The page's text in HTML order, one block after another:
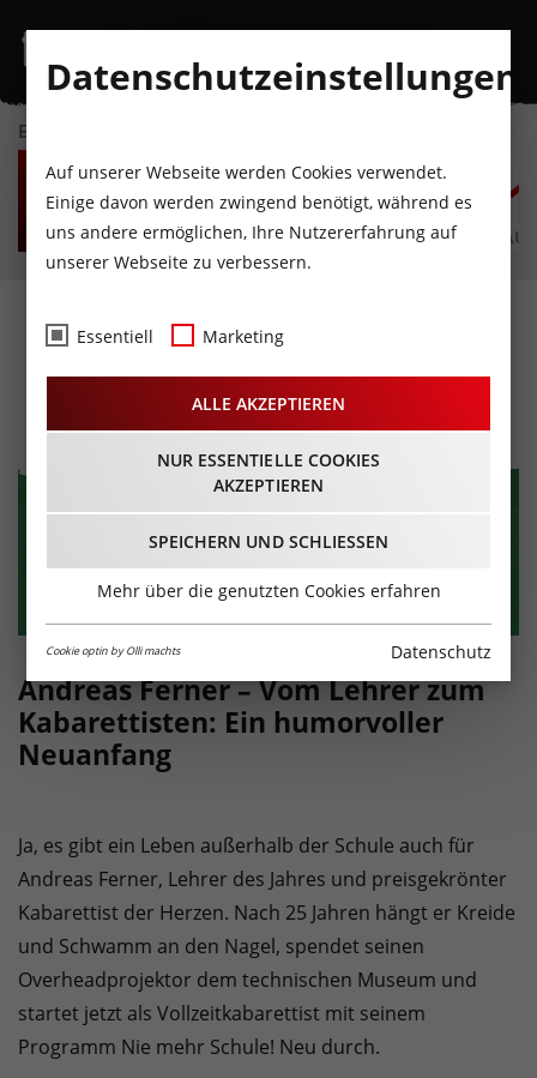
EVENTKALENDER
SA
8
AUGUST
SO
9
AUGUST
MO
10
AUGUST
DI
11
AUGUST
MI
12
AUGUST
Andreas Ferner- Nie mehr
Schule
10.04.2025 - Beginn 20:00 Uhr
Andreas Ferner – Vom Lehrer zum
Kabarettisten: Ein humorvoller
Neuanfang
Ja, es gibt ein Leben außerhalb der Schule auch für
Andreas Ferner, Lehrer des Jahres und preisgekrönter
Kabarettist der Herzen. Nach 25 Jahren hängt er Kreide
und Schwamm an den Nagel, spendet seinen
Overheadprojektor dem technischen Museum und
startet jetzt als Vollzeitkabarettist mit seinem
Programm Nie mehr Schule! Neu durch.
Datenschutzeinstellungen
Auf unserer Webseite werden Cookies verwendet.
Einige davon werden zwingend benötigt, während es
uns andere ermöglichen, Ihre Nutzererfahrung auf
unserer Webseite zu verbessern.
Essentiell Marketing
ALLE AKZEPTIEREN
NUR ESSENTIELLE COOKIES
AKZEPTIEREN
SPEICHERN UND SCHLIESSEN
Mehr über die genutzten Cookies erfahren
Cookie optin by Olli machts Datenschutz